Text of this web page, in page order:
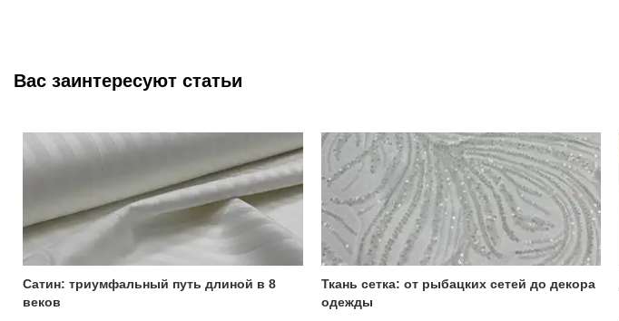
Вас заинтересуют статьи
Сатин: триумфальный путь длиной в 8
веков
Ткань сетка: от рыбацких сетей до декора
одежды